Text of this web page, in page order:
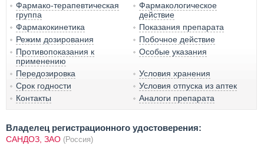
Фармако-терапевтическая
группа
Фармакологическое
действие
Фармакокинетика
Показания препарата
Режим дозирования
Побочное действие
Противопоказания к
применению
Особые указания
Передозировка
Условия хранения
Срок годности
Условия отпуска из аптек
Контакты
Аналоги препарата
Владелец регистрационного удостоверения:
САНДОЗ, ЗАО (Россия)